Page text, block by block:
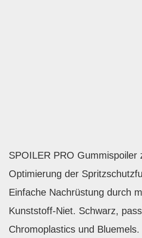
SPOILER PRO Gummispoiler
Optimierung der
Einfache Nachrüstung durch
Kunststoff-Niet. Schwarz,
Chromoplastics und Bluemels.